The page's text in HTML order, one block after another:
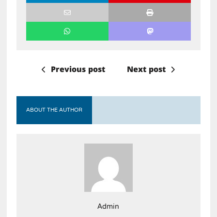
Previous post Next post
ABOUT THE AUTHOR
Admin